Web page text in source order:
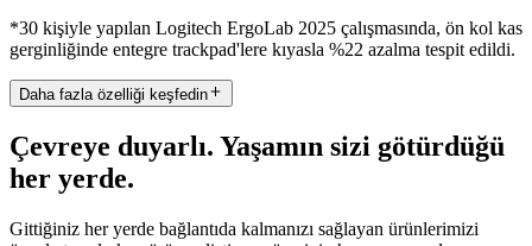
*30 kişiyle yapılan Logitech ErgoLab 2025 çalışmasında, ön kol kas
gerginliğinde entegre trackpad'lere kıyasla %22 azalma tespit edildi.
Daha fazla özelliği keşfedin
Çevreye duyarlı. Yaşamın sizi götürdüğü
her yerde.
Gittiğiniz her yerde bağlantıda kalmanızı sağlayan ürünlerimizi